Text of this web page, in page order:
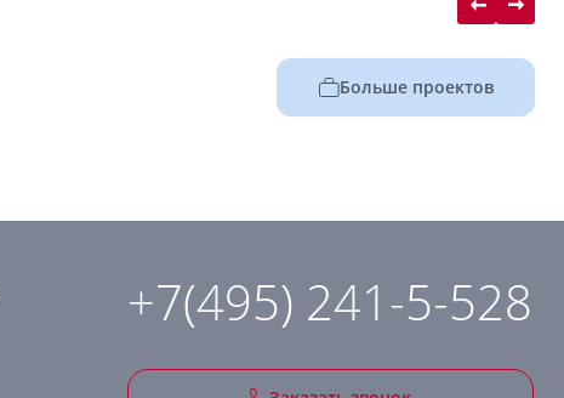
Больше проектов
+7(495) 241-5-528